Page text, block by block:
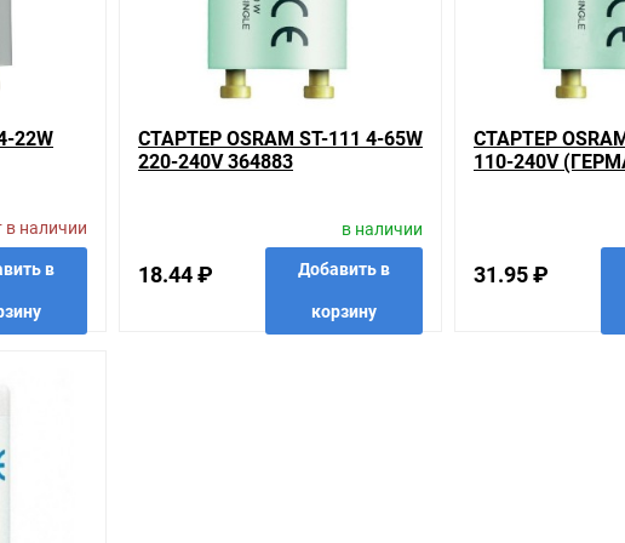
ассортименте. Если он выявлен, то возврат товара осуществляется в
что нужно тратить много времени на решение проблемы. Правила,
товар на то, который соответствует ожиданиям, или возвращаем
151 4-22W 110-230V на складе уточняйте у менеджера. Также можно
товара, получить информацию об отличительных особенностях товара,
который для вас наиболее удобен. С удовольствием ответим на
22W
в наличии
в
СТАРТЕР OSRAM ST-111 4-65W
220-240V 364883
18.44 ₽
в наличии
Добавить в
корзину
СТАРТЕР
110-240V
31.95 ₽